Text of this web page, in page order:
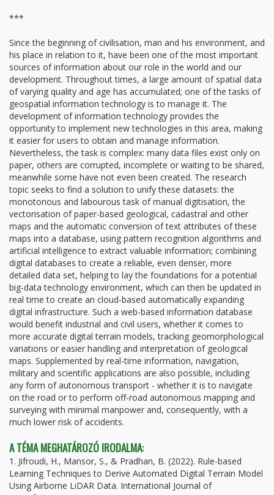
***
Since the beginning of civilisation, man and his environment, and
his place in relation to it, have been one of the most important
sources of information about our role in the world and our
development. Throughout times, a large amount of spatial data
of varying quality and age has accumulated; one of the tasks of
geospatial information technology is to manage it. The
development of information technology provides the
opportunity to implement new technologies in this area, making
it easier for users to obtain and manage information.
Nevertheless, the task is complex: many data files exist only on
paper, others are corrupted, incomplete or waiting to be shared,
meanwhile some have not even been created. The research
topic seeks to find a solution to unify these datasets: the
monotonous and labourous task of manual digitisation, the
vectorisation of paper-based geological, cadastral and other
maps and the automatic conversion of text attributes of these
maps into a database, using pattern recognition algorithms and
artificial intelligence to extract valuable information; combining
digital databases to create a reliable, even denser, more
detailed data set, helping to lay the foundations for a potential
big-data technology environment, which can then be updated in
real time to create an cloud-based automatically expanding
digital infrastructure. Such a web-based information database
would benefit industrial and civil users, whether it comes to
more accurate digital terrain models, tracking geomorphological
variations or easier handling and interpretation of geological
maps. Supplemented by real-time information, navigation,
military and scientific applications are also possible, including
any form of autonomous transport - whether it is to navigate
on the road or to perform off-road autonomous mapping and
surveying with minimal manpower and, consequently, with a
much lower risk of accidents.
A TÉMA MEGHATÁROZÓ IRODALMA:
1. Jifroudi, H., Mansor, S., & Pradhan, B. (2022). Rule-based
Learning Techniques to Derive Automated Digital Terrain Model
Using Airborne LiDAR Data. International Journal of